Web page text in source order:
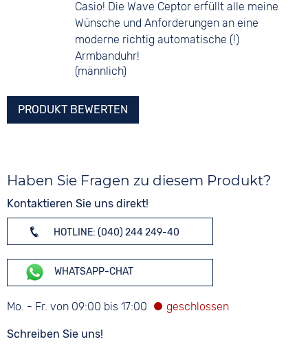
Casio! Die Wave Ceptor erfüllt alle meine
Wünsche und Anforderungen an eine
moderne richtig automatische (!)
Armbanduhr!
(männlich)
PRODUKT BEWERTEN
Haben Sie Fragen zu diesem Produkt?
Kontaktieren Sie uns direkt!
HOTLINE: (040) 244 249-40
WHATSAPP-CHAT
Mo. - Fr. von 09:00 bis 17:00
Schreiben Sie uns!